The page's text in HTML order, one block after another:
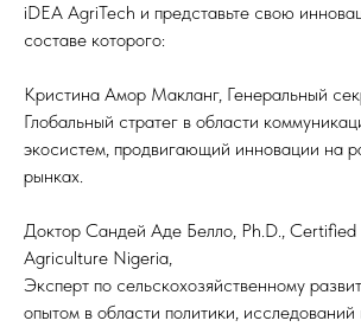
iDEA AgriTech и представьте свою
составе которого:
Кристина Амор Макланг, Генеральный
Глобальный стратег в области
экосистем, продвигающий инновации на
рынках.
Доктор Сандей Аде Белло, Ph.D.,
Agriculture Nigeria,
Эксперт по сельскохозяйственному
опытом в области политики,